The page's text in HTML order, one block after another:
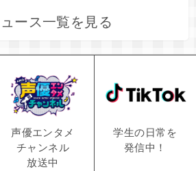
ース一覧を見る
声優エンタメ
チャンネル
放送中
学生の日常を
発信中！